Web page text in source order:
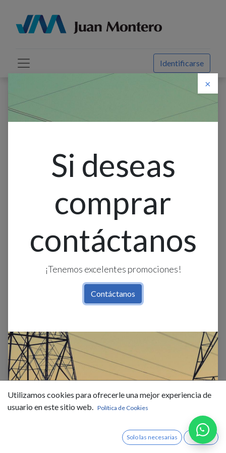
Identificarse
×
Si deseas
comprar
contáctanos
¡Tenemos excelentes promociones!
Contáctanos
Todos los productos
Relé Térmico 3F TF65-67 - 57…
67A - p/contactor
AF40/AF52/AF65, ABB
Utilizamos cookies para ofrecerle una mejor experiencia de
usuario en este sitio web. Política de Cookies
Solo las necesarias Acepto